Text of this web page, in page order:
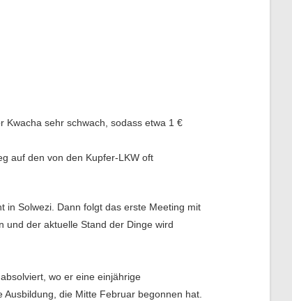
Kwacha sehr schwach, sodass etwa 1 €
auf den von den Kupfer-LKW oft
in Solwezi. Dann folgt das erste Meeting mit
und der aktuelle Stand der Dinge wird
wo er eine einjährige
die Mitte Februar begonnen hat.